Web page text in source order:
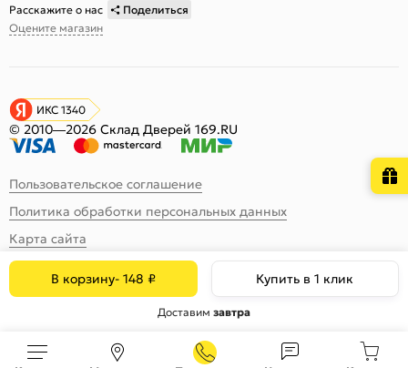
В корзину- 148 ₽ Купить в 1 клик
Доставим завтра
Расскажите о нас
Поделиться
Оцените магазин
ИКС 1340
© 2010—2026 Склад Дверей 169.RU
Пользовательское соглашение
Политика обработки персональных данных
Карта сайта